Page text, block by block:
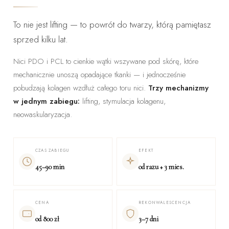
To nie jest lifting — to powrót do twarzy, którą pamiętasz
sprzed kilku lat.
Nici PDO i PCL to cienkie wątki wszywane pod skórę, które
mechanicznie unoszą opadające tkanki — i jednocześnie
pobudzają kolagen wzdłuż całego toru nici. Trzy mechanizmy
w jednym zabiegu: lifting, stymulacja kolagenu,
neowaskularyzacja.
CZAS ZABIEGU
45–90 min
EFEKT
od razu + 3 mies.
CENA
od 800 zł
REKONWALESCENCJA
3–7 dni